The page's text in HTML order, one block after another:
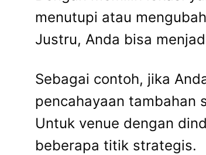
menutupi atau
Justru, Anda bisa
Sebagai contoh, jika
pencahayaan tambahan
Untuk venue dengan
beberapa titik strategis.